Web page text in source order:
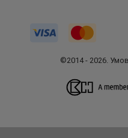
©2014 - 2026.